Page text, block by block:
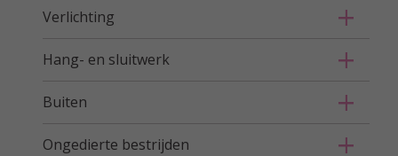
Verlichting
Hang- en sluitwerk
Buiten
Ongedierte bestrijden